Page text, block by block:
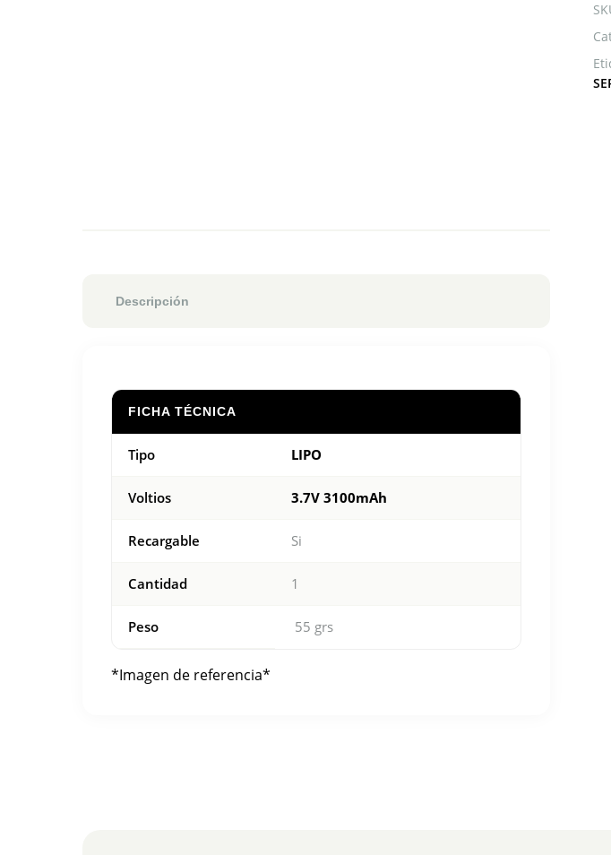
Descripción
FICHA TÉCNICA
Tipo LIPO
Voltios 3.7V 3100mAh
Recargable Si
Cantidad 1
Peso 55 grs
*Imagen de referencia*